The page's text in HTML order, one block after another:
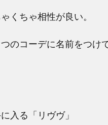
くちゃ相性が良い。
のコーデに名前をつけ
入る「リヴヴ」